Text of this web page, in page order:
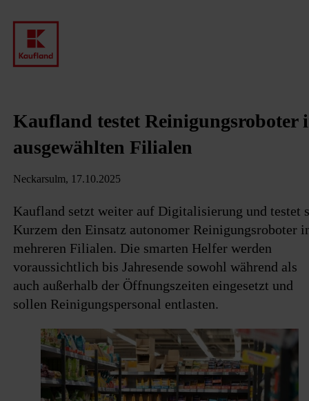
Kaufland testet Reinigungsroboter
ausgewählten Filialen
Neckarsulm, 17.10.2025
Kaufland setzt weiter auf Digitalisierung und testet
Kurzem den Einsatz autonomer Reinigungsroboter
mehreren Filialen. Die smarten Helfer werden
voraussichtlich bis Jahresende sowohl während als
auch außerhalb der Öffnungszeiten eingesetzt und
sollen Reinigungspersonal entlasten.